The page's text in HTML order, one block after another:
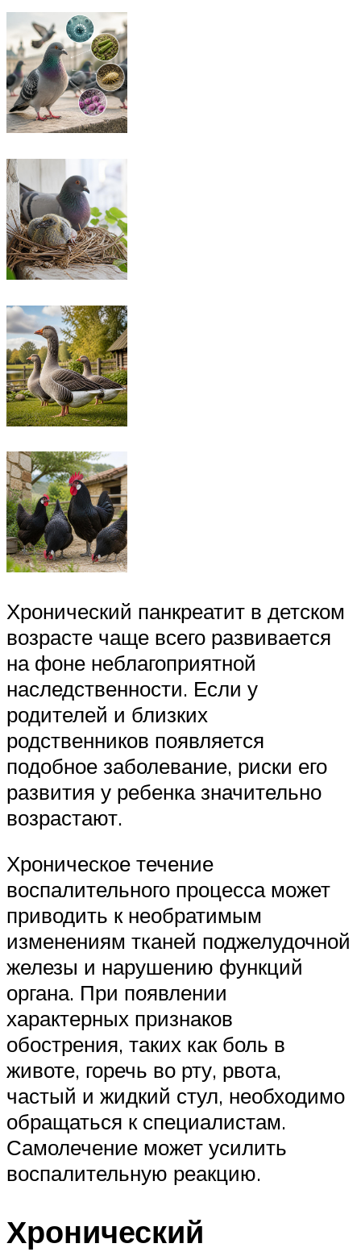
Хронический панкреатит в детском
возрасте чаще всего развивается
на фоне неблагоприятной
наследственности. Если у
родителей и близких
родственников появляется
подобное заболевание, риски его
развития у ребенка значительно
возрастают.
Хроническое течение
воспалительного процесса может
приводить к необратимым
изменениям тканей поджелудочной
железы и нарушению функций
органа. При появлении
характерных признаков
обострения, таких как боль в
животе, горечь во рту, рвота,
частый и жидкий стул, необходимо
обращаться к специалистам.
Самолечение может усилить
воспалительную реакцию.
Хронический